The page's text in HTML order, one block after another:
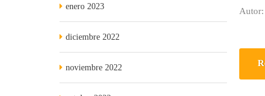
Autor:
enero 2023
diciembre 2022
noviembre 2022